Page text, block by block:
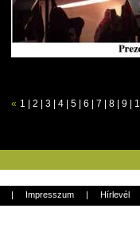
« 1 2 3| 4| 5| 6 7 8| 9|
| Impresszum | Hírlevél